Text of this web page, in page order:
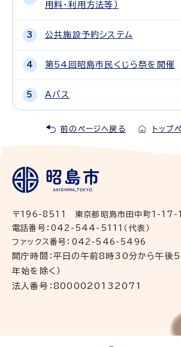
用料・利用方法等）
公共施設予約システム
第54回昭島市民くじら祭を開催
Aバス
前のページへ戻る トップ
〒196-8511 東京都昭島市田中町1-17-1
電話番号：042-544-5111（代表）
ファックス番号：042-546-5496
開庁時間：平日の午前8時30分から午後
年始を除く）
法人番号：8000020132071